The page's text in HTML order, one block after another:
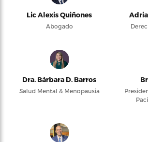
Lic Alexis Quiñones
Abogado
Dra. Bárbara D. Barros
Salud Mental & Menopausia